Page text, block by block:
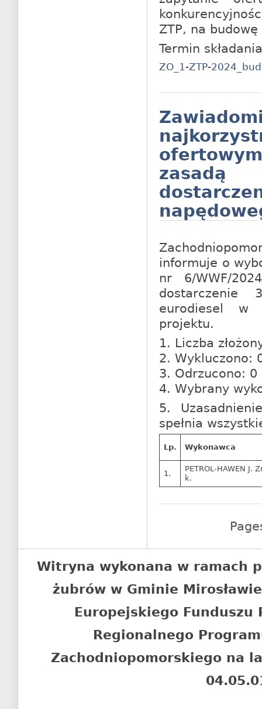
ZTP, na
Termin
ZO_1-ZTP-
informuje o
nr 6/WWF/
dostarczenie
eurodiesel w
projektu.
1. Liczba
2. Wykluczono:
3. Odrzucono:
4. Wybrany
5.
spełnia
Lp. Wykonawca
1.
PETROL-HAWEN J.
k.
Witryna wykonana w ramach
żubrów w Gminie
Europejskiego Funduszu
Regionalnego
Zachodniopomorskiego na